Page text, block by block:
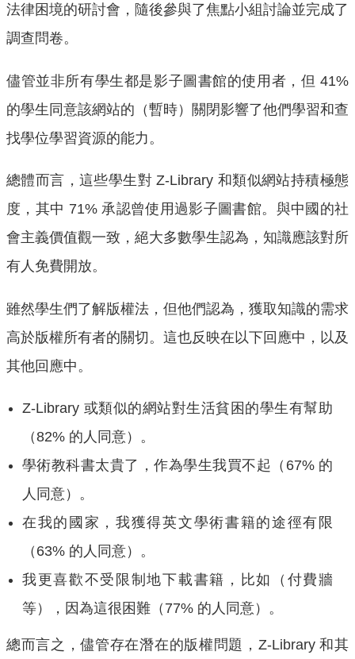
法律困境的研討會，隨後參與了焦點小組討論並完成了
調查問卷。
儘管並非所有學生都是影子圖書館的使用者，但 41%
的學生同意該網站的（暫時）關閉影響了他們學習和查
找學位學習資源的能力。
總體而言，這些學生對 Z-Library 和類似網站持積極態
度，其中 71% 承認曾使用過影子圖書館。與中國的社
會主義價值觀一致，絕大多數學生認為，知識應該對所
有人免費開放。
雖然學生們了解版權法，但他們認為，獲取知識的需求
高於版權所有者的關切。這也反映在以下回應中，以及
其他回應中。
Z-Library 或類似的網站對生活貧困的學生有幫助
（82% 的人同意）。
學術教科書太貴了，作為學生我買不起（67% 的
人同意）。
在我的國家，我獲得英文學術書籍的途徑有限
（63% 的人同意）。
我更喜歡不受限制地下載書籍，比如（付費牆
等），因為這很困難（77% 的人同意）。
總而言之，儘管存在潛在的版權問題，Z-Library 和其